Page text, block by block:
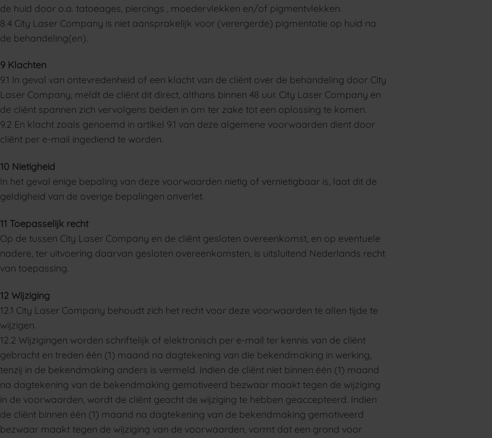
de huid door o.a. tatoeages, piercings , moedervlekken en/of pigmentvlekken.
8.4 City Laser Company is niet aansprakelijk voor (verergerde) pigmentatie op huid na
de behandeling(en).
9 Klachten
9.1 In geval van ontevredenheid of een klacht van de cliënt over de behandeling door City
Laser Company, meldt de cliënt dit direct, althans binnen 48 uur. City Laser Company en
de cliënt spannen zich vervolgens beiden in om ter zake tot een oplossing te komen.
9.2 En klacht zoals genoemd in artikel 9.1 van deze algemene voorwaarden dient door
cliënt per e-mail ingediend te worden.
10 Nietigheid
In het geval enige bepaling van deze voorwaarden nietig of vernietigbaar is, laat dit de
geldigheid van de overige bepalingen onverlet.
11 Toepasselijk recht
Op de tussen City Laser Company en de cliënt gesloten overeenkomst, en op eventuele
nadere, ter uitvoering daarvan gesloten overeenkomsten, is uitsluitend Nederlands recht
van toepassing.
12 Wijziging
12.1 City Laser Company behoudt zich het recht voor deze voorwaarden te allen tijde te
wijzigen.
12.2 Wijzigingen worden schriftelijk of elektronisch per e-mail ter kennis van de cliënt
gebracht en treden één (1) maand na dagtekening van die bekendmaking in werking,
tenzij in de bekendmaking anders is vermeld. Indien de cliënt niet binnen één (1) maand
na dagtekening van de bekendmaking gemotiveerd bezwaar maakt tegen de wijziging
in de voorwaarden, wordt de cliënt geacht de wijziging te hebben geaccepteerd. Indien
de cliënt binnen één (1) maand na dagtekening van de bekendmaking gemotiveerd
bezwaar maakt tegen de wijziging van de voorwaarden, vormt dat een grond voor